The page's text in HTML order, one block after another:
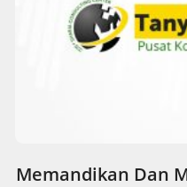
Memandikan Dan